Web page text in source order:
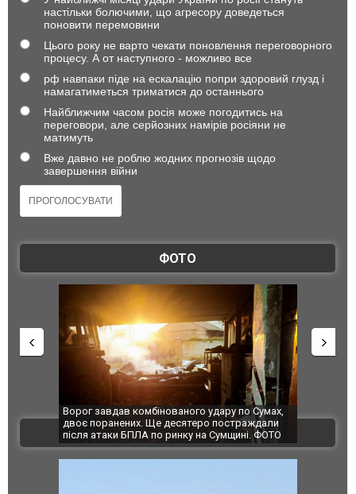
настільки болючими, що агресору доведеться
поновити перемовини
Цього року не варто чекати поновлення переговорного
процесу. А от наступного - можливо все
рф навпаки піде на ескалацію попри здоровий глузд і
намагатиметься триматися до останнього
Найближчим часом росія може погодитись на
переговори, але серйозних намірів росіяни не
матимуть
Вже давно не роблю жодних прогнозів щодо
завершення війни
ФОТО
удару по Сумах,
Ще десятеро постраждали
по ринку на Сумщині. ФОТО
За 2000 кілометрів від кордону з
Єкатеринбурзі після атаки дронів
склад Wildberries. ФОТО. ВІДЕО
ВІДЕО